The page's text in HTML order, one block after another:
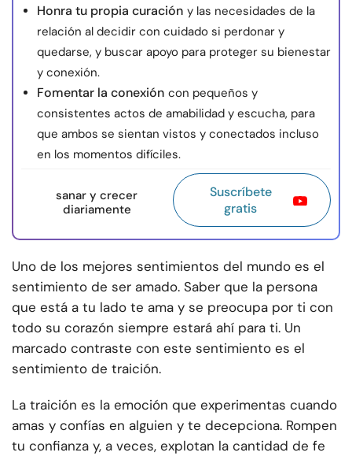
Honra tu propia curación y las necesidades de la
relación al decidir con cuidado si perdonar y
quedarse, y buscar apoyo para proteger su bienestar
y conexión.
Fomentar la conexión con pequeños y
consistentes actos de amabilidad y escucha, para
que ambos se sientan vistos y conectados incluso
en los momentos difíciles.
sanar y crecer
diariamente
Suscríbete
gratis
Uno de los mejores sentimientos del mundo es el
sentimiento de ser amado. Saber que la persona
que está a tu lado te ama y se preocupa por ti con
todo su corazón siempre estará ahí para ti. Un
marcado contraste con este sentimiento es el
sentimiento de traición.
La traición es la emoción que experimentas cuando
amas y confías en alguien y te decepciona. Rompen
tu confianza y, a veces, explotan la cantidad de fe